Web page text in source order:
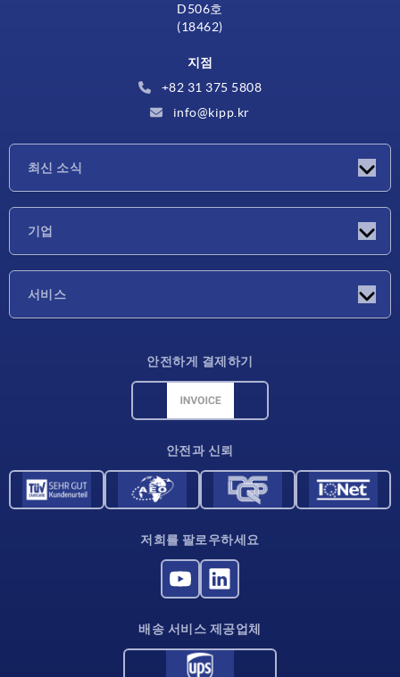
D506호
(18462)
지점
+82 31 375 5808
info@kipp.kr
최신 소식
기업
서비스
안전하게 결제하기
안전과 신뢰
저희를 팔로우하세요
배송 서비스 제공업체